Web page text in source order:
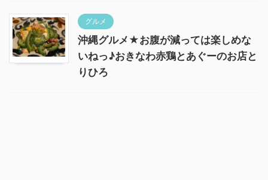
グルメ
沖縄グルメ★お腹が減っては楽しめな
いねっ♪おきなわ赤鶏とあぐーのお店と
りひろ